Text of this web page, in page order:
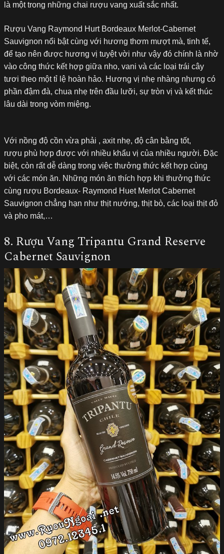
là một trong những chai rượu vang xuất sắc nhất.
Rượu Vang Raymond Hurt Bordeaux Merlot-Cabernet
Sauvignon nổi bật cùng với hương thơm mượt mà, tinh tế,
để tạo nên được hương vị tuyệt vời như vậy đó chính là nhờ
vào công thức kết hợp giữa nho, vani và các loại trái cây
tươi theo một tỉ lệ hoàn hảo. Hương vị nhẹ nhàng nhưng có
phần đậm đà, chua nhẹ trên đầu lưỡi, sự tròn vị và kết thúc
lâu dài trong vòm miệng.
Với nồng độ cồn vừa phải , axit nhẹ, độ cân bằng tốt,
rượu phù hợp được với nhiều khẩu vị của nhiều người. Đặc
biệt, còn rất dễ dàng trong việc thưởng thức kết hợp cùng
với các món ăn. Những món ăn thích hợp khi thưởng thức
cùng rượu Bordeaux- Raymond Huet Merlot Cabernet
Sauvignon chẳng hạn như thịt nướng, thịt bò, các loại thịt đỏ
và pho mát,…
8. Rượu Vang Tripantu Grand Reserve
Cabernet Sauvignon